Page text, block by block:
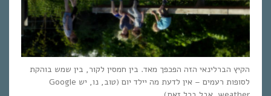
הקיץ הברלינאי הזה הפכפך מאד. בין חמסין לקור, בין שמש בוהקת
לסופות רעמים – אין לדעת מה יילד יום (טוב, נו, יש Google